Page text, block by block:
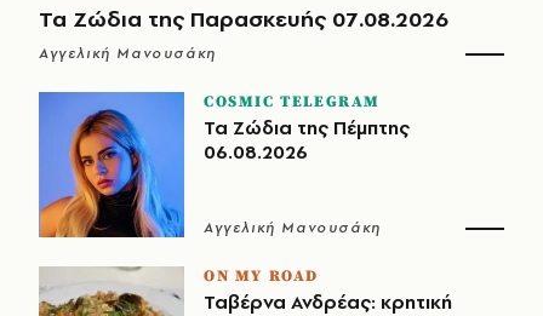
Τα Ζώδια της Παρασκευής 07.08.2026
Αγγελική Μανουσάκη
COSMIC TELEGRAM
Τα Ζώδια της Πέμπτης
06.08.2026
Αγγελική Μανουσάκη
ON MY ROAD
Ταβέρνα Ανδρέας: κρητική